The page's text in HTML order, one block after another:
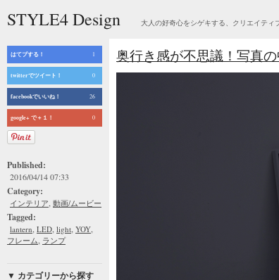
STYLE4 Design 大人の好奇心をシゲキする、クリエイティ
はてブする！ 1
twitterでツイート！ 0
facebookでいいね！ 26
google+ で＋１！ 0
Published:
2016/04/14 07:33
Category:
インテリア 動画/ムービー
Tagged:
lantern LED light YOY
フレーム ランプ
▼ カテゴリーから探す
奥行き感が不思議！写真